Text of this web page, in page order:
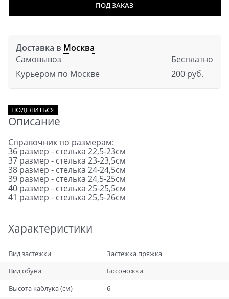
ПОД ЗАКАЗ
Доставка в Москва
Самовывоз
Бесплатно
Курьером по Москве
200 руб.
ПОДЕЛИТЬСЯ
Описание
Справочник по размерам:
36 размер - стелька 22,5-23см
37 размер - стелька 23-23,5см
38 размер - стелька 24-24,5см
39 размер - стелька 24,5-25см
40 размер - стелька 25-25,5см
41 размер - стелька 25,5-26см
Характеристики
Вид застежки
Застежка пряжка
Вид обуви
Босоножки
Высота каблука (см)
6